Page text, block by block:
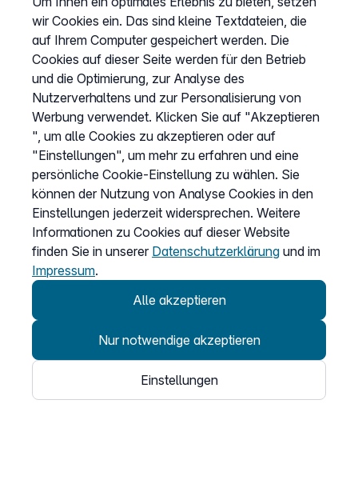
Datenschutz
Impressum
Service
Hilfecenter
Webinare
Wissen & Ratgeber
Bandbreitengarantie
Kundenportal Login
Vertrag widerrufen
wir Cookies ein. Das sind kleine Textdateien, die
auf Ihrem Computer gespeichert werden. Die
Cookies auf dieser Seite werden für den Betrieb
und die Optimierung, zur Analyse des
Nutzerverhaltens und zur Personalisierung von
Werbung verwendet. Klicken Sie auf "Akzeptieren
", um alle Cookies zu akzeptieren oder auf
"Einstellungen", um mehr zu erfahren und eine
persönliche Cookie-Einstellung zu wählen. Sie
können der Nutzung von Analyse Cookies in den
Einstellungen jederzeit widersprechen. Weitere
Informationen zu Cookies auf dieser Website
finden Sie in unserer Datenschutzerklärung und im
Impressum.
Alle akzeptieren
Nur notwendige akzeptieren
Einstellungen